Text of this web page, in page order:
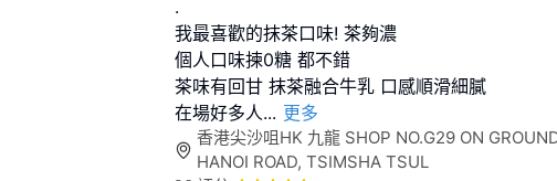
.
我最喜歡的抹茶口味! 茶夠濃
個人口味揀0糖 都不錯
茶味有回甘 抹茶融合牛乳 口感順滑細膩
在場好多人... 更多
香港尖沙咀HK 九龍 SHOP NO.G29 ON
HANOI ROAD, TSIMSHA TSUL